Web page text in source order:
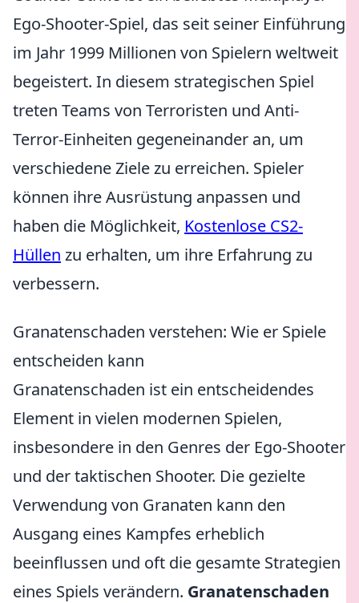
Ego-Shooter-Spiel, das seit seiner Einführung
im Jahr 1999 Millionen von Spielern weltweit
begeistert. In diesem strategischen Spiel
treten Teams von Terroristen und Anti-
Terror-Einheiten gegeneinander an, um
verschiedene Ziele zu erreichen. Spieler
können ihre Ausrüstung anpassen und
haben die Möglichkeit, Kostenlose CS2-
Hüllen zu erhalten, um ihre Erfahrung zu
verbessern.
Granatenschaden verstehen: Wie er Spiele
entscheiden kann
Granatenschaden ist ein entscheidendes
Element in vielen modernen Spielen,
insbesondere in den Genres der Ego-Shooter
und der taktischen Shooter. Die gezielte
Verwendung von Granaten kann den
Ausgang eines Kampfes erheblich
beeinflussen und oft die gesamte Strategien
eines Spiels verändern. Granatenschaden